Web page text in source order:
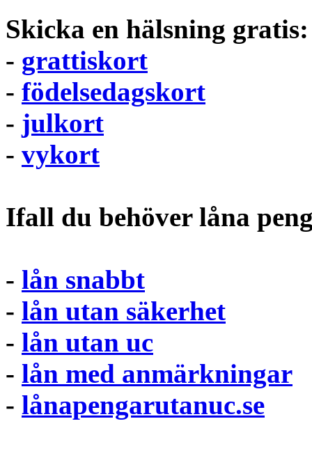
Skicka en hälsning gratis:
- grattiskort
- födelsedagskort
- julkort
- vykort
Ifall du behöver låna
- lån snabbt
- lån utan säkerhet
- lån utan uc
- lån med anmärkningar
- lånapengarutanuc.se